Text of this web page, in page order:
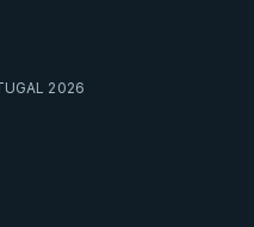
2026